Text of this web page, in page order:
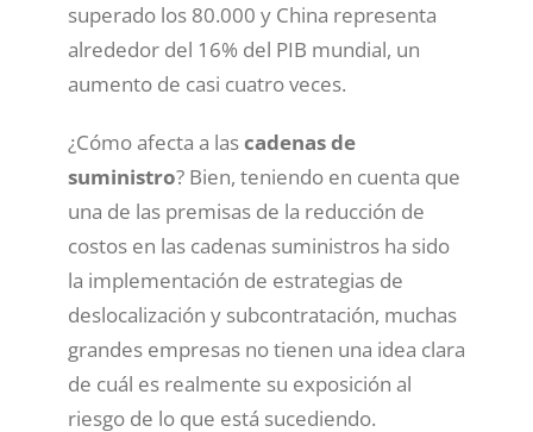
superado los 80.000 y China representa
alrededor del 16% del PIB mundial, un
aumento de casi cuatro veces.
¿Cómo afecta a lascadenas de
suministro? Bien, teniendo en cuenta que
una de las premisas de la reducción de
costos en las cadenas suministros ha sido
la implementación de estrategias de
deslocalización y subcontratación, muchas
grandes empresas no tienen una idea clara
de cuál es realmente su exposición al
riesgo de lo que está sucediendo.